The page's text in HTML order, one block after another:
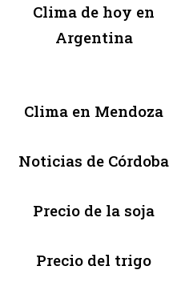
Clima de hoy en
Argentina
Clima en Mendoza
Noticias de Córdoba
Precio de la soja
Precio del trigo